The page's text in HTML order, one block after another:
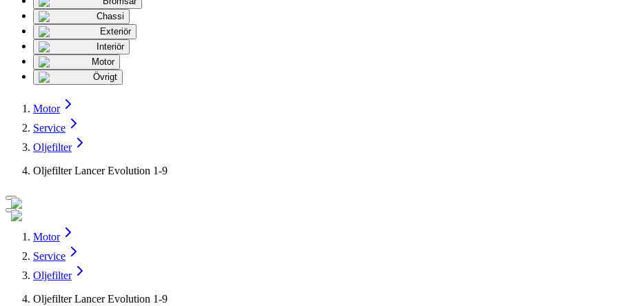
Chassi
Exteriör
Interiör
Motor
Övrigt
Motor
Service
Oljefilter
Oljefilter Lancer Evolution 1-9
Motor
Service
Oljefilter
Oljefilter Lancer Evolution 1-9